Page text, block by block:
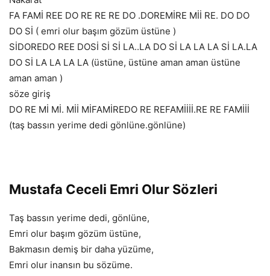
FA FAMİ REE DO RE RE RE DO .DOREMİRE Mİİ RE. DO DO
DO Sİ ( emri olur başım gözüm üstüne )
SİDOREDO REE DOSİ Sİ Sİ LA..LA DO Sİ LA LA LA Sİ LA.LA
DO Sİ LA LA LA LA (üstüne, üstüne aman aman üstüne
aman aman )
söze giriş
DO RE Mİ Mİ. Mİİ MİFAMİREDO RE REFAMİİİİ.RE RE FAMİİİ
(taş bassın yerime dedi gönlüne.gönlüne)
Mustafa Ceceli Emri Olur Sözleri
Taş bassın yerime dedi, gönlüne,
Emri olur başım gözüm üstüne,
Bakmasın demiş bir daha yüzüme,
Emri olur inansın bu sözüme.